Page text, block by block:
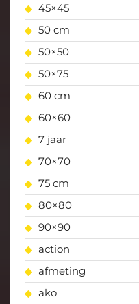
45×45
50 cm
50×50
50×75
60 cm
60×60
7 jaar
70×70
75 cm
80×80
90×90
action
afmeting
ako